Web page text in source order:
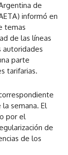
de
informó en
temas
de las líneas
autoridades
parte
tarifarias.
semana. El
por el
de
de los